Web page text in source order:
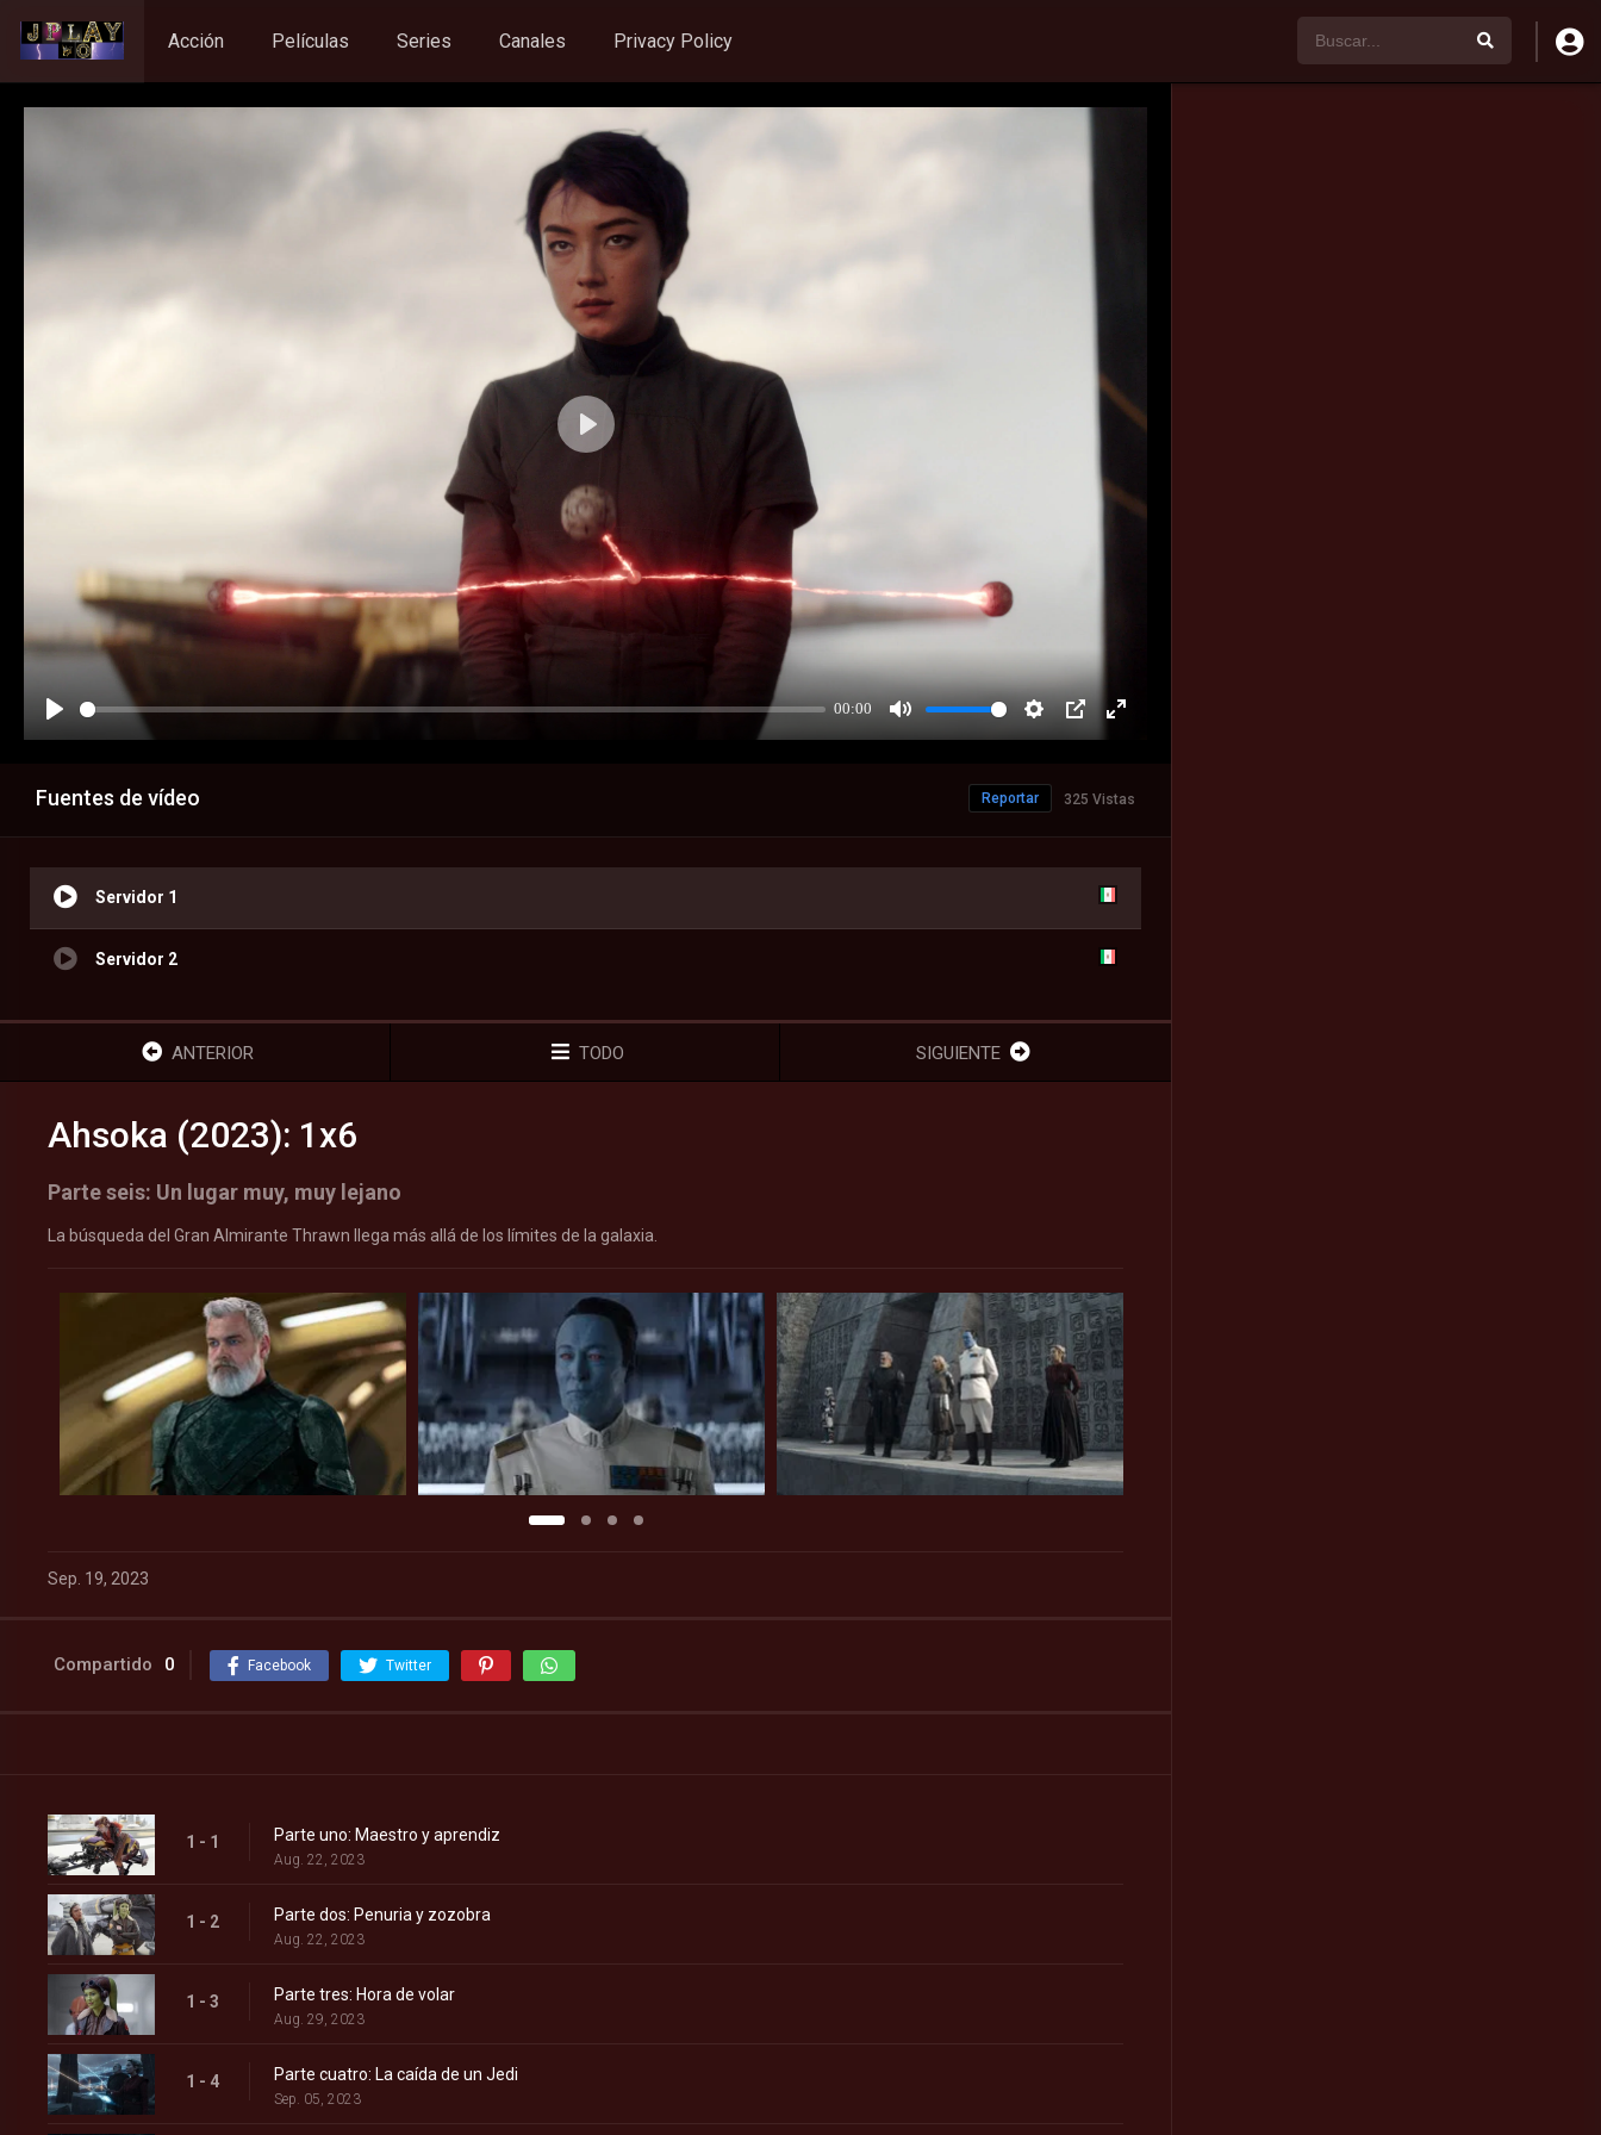
Acción Películas Series Canales Privacy Policy
Fuentes de vídeo 325 Vistas
Reportar
Servidor 1
Servidor 2
ANTERIOR TODO SIGUIENTE
Ahsoka (2023): 1x6
Parte seis: Un lugar muy, muy lejano
La búsqueda del Gran Almirante Thrawn llega más allá de los límites de la galaxia.
Sep. 19, 2023
Compartido 0 Facebook Twitter
1 - 1 Parte uno: Maestro y aprendiz
Aug. 22, 2023
1 - 2 Parte dos: Penuria y zozobra
Aug. 22, 2023
1 - 3 Parte tres: Hora de volar
Aug. 29, 2023
1 - 4 Parte cuatro: La caída de un Jedi
Sep. 05, 2023